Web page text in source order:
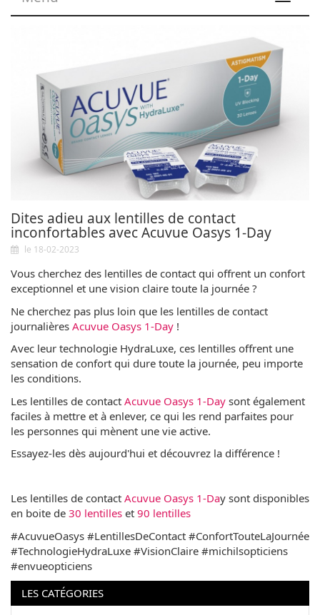
Dites adieu aux lentilles de contact
inconfortables avec Acuvue Oasys 1-Day
le 18-02-2023
Vous cherchez des lentilles de contact qui offrent un confort
exceptionnel et une vision claire toute la journée ?
Ne cherchez pas plus loin que les lentilles de contact
journalières Acuvue Oasys 1-Day !
Avec leur technologie HydraLuxe, ces lentilles offrent une
sensation de confort qui dure toute la journée, peu importe
les conditions.
Les lentilles de contact Acuvue Oasys 1-Day sont également
faciles à mettre et à enlever, ce qui les rend parfaites pour
les personnes qui mènent une vie active.
Essayez-les dès aujourd'hui et découvrez la différence !
Les lentilles de contact Acuvue Oasys 1-Day sont disponibles
en boite de 30 lentilles et 90 lentilles
#AcuvueOasys #LentillesDeContact #ConfortTouteLaJournée
#TechnologieHydraLuxe #VisionClaire #michilsopticiens
#envueopticiens
LES CATÉGORIES